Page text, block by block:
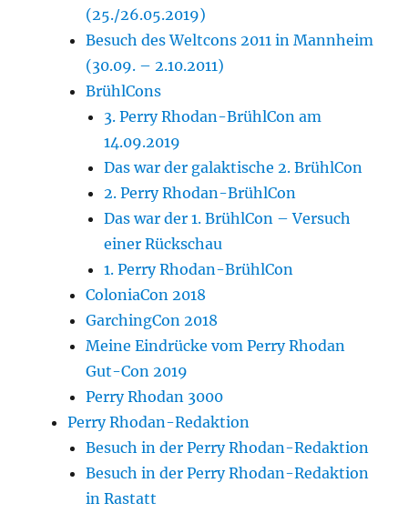
(25./26.05.2019)
Besuch des Weltcons 2011 in Mannheim
(30.09. – 2.10.2011)
BrühlCons
3. Perry Rhodan-BrühlCon am
14.09.2019
Das war der galaktische 2. BrühlCon
2. Perry Rhodan-BrühlCon
Das war der 1. BrühlCon – Versuch
einer Rückschau
1. Perry Rhodan-BrühlCon
ColoniaCon 2018
GarchingCon 2018
Meine Eindrücke vom Perry Rhodan
Gut-Con 2019
Perry Rhodan 3000
Perry Rhodan-Redaktion
Besuch in der Perry Rhodan-Redaktion
Besuch in der Perry Rhodan-Redaktion
in Rastatt